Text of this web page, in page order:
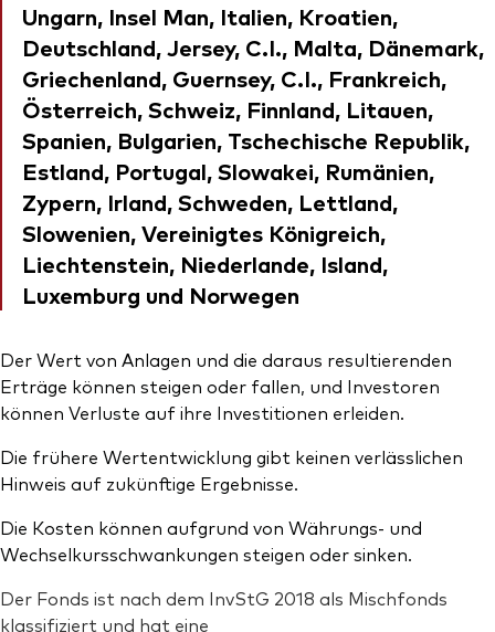
Ungarn, Insel Man, Italien, Kroatien,
Deutschland, Jersey, C.I., Malta, Dänemark,
Griechenland, Guernsey, C.I., Frankreich,
Österreich, Schweiz, Finnland, Litauen,
Spanien, Bulgarien, Tschechische Republik,
Estland, Portugal, Slowakei, Rumänien,
Zypern, Irland, Schweden, Lettland,
Slowenien, Vereinigtes Königreich,
Liechtenstein, Niederlande, Island,
Luxemburg und Norwegen
Der Wert von Anlagen und die daraus resultierenden
Erträge können steigen oder fallen, und Investoren
können Verluste auf ihre Investitionen erleiden.
Die frühere Wertentwicklung gibt keinen verlässlichen
Hinweis auf zukünftige Ergebnisse.
Die Kosten können aufgrund von Währungs- und
Wechselkursschwankungen steigen oder sinken.
Der Fonds ist nach dem InvStG 2018 als Mischfonds
klassifiziert und hat eine